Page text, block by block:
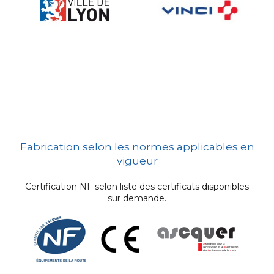
Fabrication selon les normes applicables en
vigueur
Certification NF selon liste des certificats disponibles
sur demande.